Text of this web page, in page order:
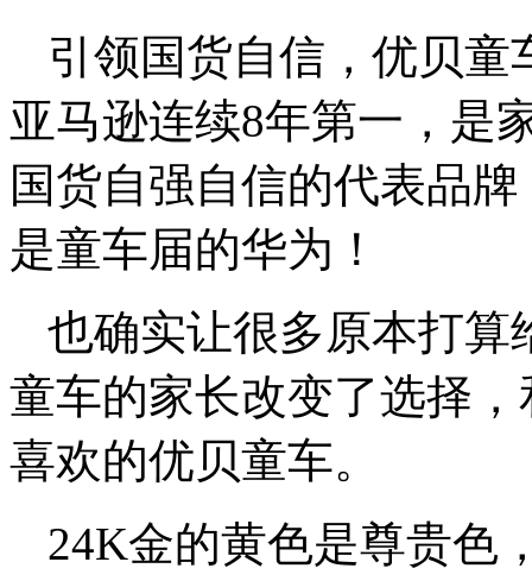
引领国货自信，优贝童
亚马逊连续8年第一，是
国货自强自信的代表品
是童车届的华为！
也确实让很多原本打算
童车的家长改变了选择
喜欢的优贝童车。
24K金的黄色是尊贵色